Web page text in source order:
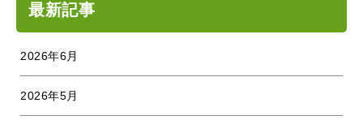
最新記事
2026年6月
2026年5月